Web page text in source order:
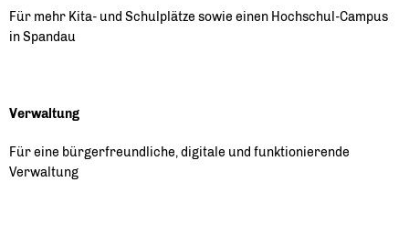
Für mehr Kita- und Schulplätze sowie einen Hochschul-Campus
in Spandau
Verwaltung
Für eine bürgerfreundliche, digitale und funktionierende
Verwaltung